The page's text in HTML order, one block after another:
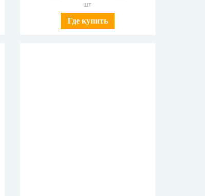
шт
Где купить